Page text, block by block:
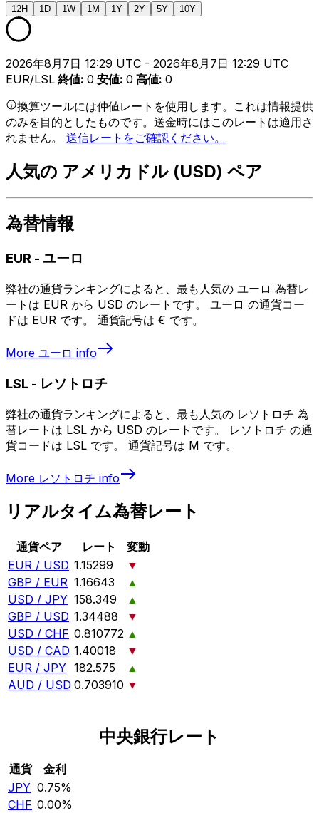
12H 1D 1W 1M 1Y 2Y 5Y 10Y
2026年8月7日 12:29 UTC - 2026年8月7日 12:29 UTC
EUR/LSL 終値: 0 安値: 0 高値: 0
換算ツールには仲値レートを使用します。これは情報提供
のみを目的としたものです。送金時にはこのレートは適用さ
れません。 送信レートをご確認ください。
人気の アメリカドル (USD) ペア
為替情報
EUR - ユーロ
弊社の通貨ランキングによると、最も人気の ユーロ 為替レ
ートは EUR から USD のレートです。 ユーロ の通貨コー
ドは EUR です。 通貨記号は € です。
More ユーロ info
LSL - レソトロチ
弊社の通貨ランキングによると、最も人気の レソトロチ 為
替レートは LSL から USD のレートです。 レソトロチ の通
貨コードは LSL です。 通貨記号は M です。
More レソトロチ info
リアルタイム為替レート
通貨ペア レート
変動
EUR / USD 1.15299
▼
GBP / EUR 1.16643
▲
USD / JPY 158.349
▲
GBP / USD 1.34488
▼
USD / CHF 0.810772 ▲
USD / CAD 1.40018
▼
EUR / JPY 182.575
▲
AUD / USD 0.703910 ▼
中央銀行レート
通貨
金利
JPY 0.75%
CHF 0.00%